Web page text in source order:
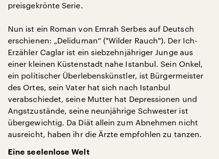
preisgekrönte Serie.
Nun ist ein Roman von Emrah Serbes auf Deutsch
erschienen: „Deliduman“ ("Wilder Rauch"). Der Ich-
Erzähler Caglar ist ein siebzehnjähriger Junge aus
einer kleinen Küstenstadt nahe Istanbul. Sein Onkel,
ein politischer Überlebenskünstler, ist Bürgermeister
des Ortes, sein Vater hat sich nach Istanbul
verabschiedet, seine Mutter hat Depressionen und
Angstzustände, seine neunjährige Schwester ist
übergewichtig. Da Diät allein zum Abnehmen nicht
ausreicht, haben ihr die Ärzte empfohlen zu tanzen.
Eine seelenlose Welt